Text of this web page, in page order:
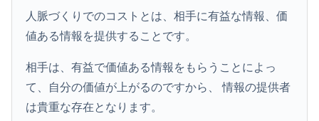
人脈づくりでのコストとは、相手に有益な情報、価
値ある情報を提供することです。
相手は、有益で価値ある情報をもらうことによっ
て、自分の価値が上がるのですから、 情報の提供者
は貴重な存在となります。